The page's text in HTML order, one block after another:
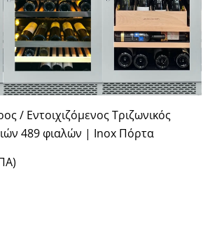
/ Εντοιχιζόμενος Τριζωνικός
489 φιαλών | Inox Πόρτα